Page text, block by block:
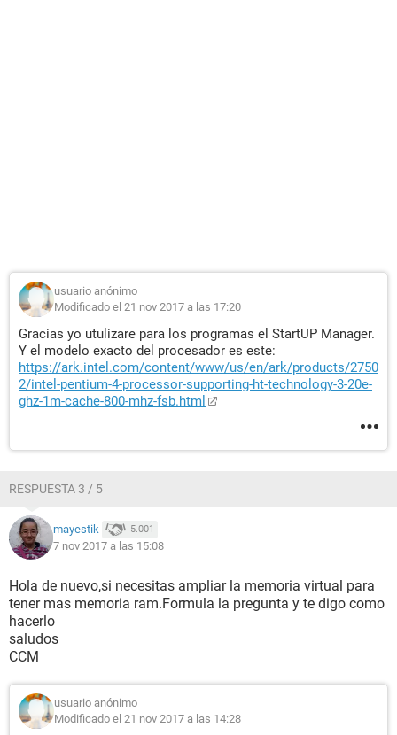
usuario anónimo
Modificado el 21 nov 2017 a las 17:20
Gracias yo utulizare para los programas el StartUP Manager.
Y el modelo exacto del procesador es este:
https://ark.intel.com/content/www/us/en/ark/products/2750
2/intel-pentium-4-processor-supporting-ht-technology-3-20e-
ghz-1m-cache-800-mhz-fsb.html
RESPUESTA 3 / 5
mayestik 5.001
7 nov 2017 a las 15:08
Hola de nuevo,si necesitas ampliar la memoria virtual para
tener mas memoria ram.Formula la pregunta y te digo como
hacerlo
saludos
CCM
usuario anónimo
Modificado el 21 nov 2017 a las 14:28